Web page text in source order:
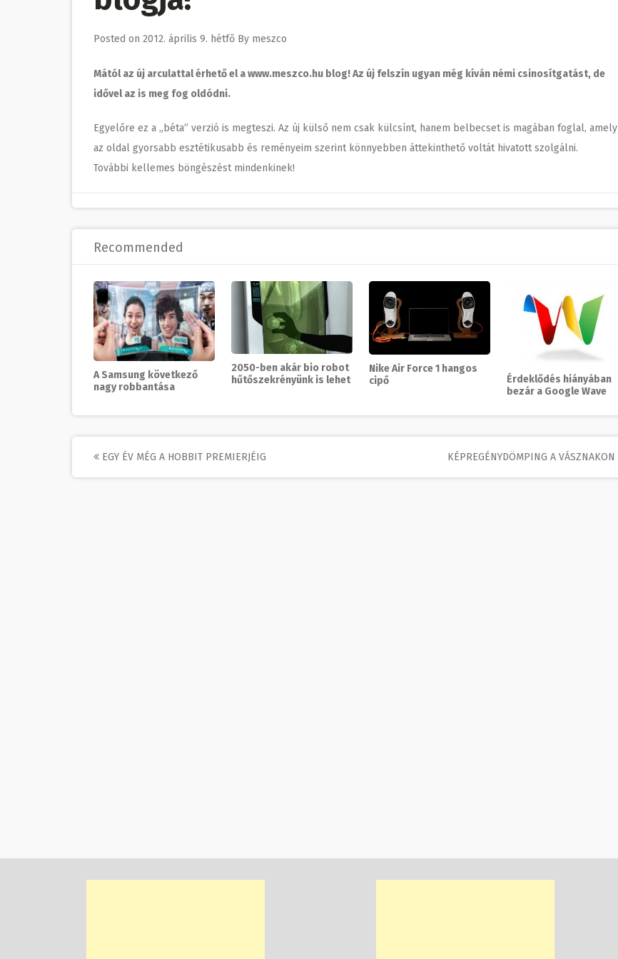
Posted on 2012. április 9. hétfő By meszco
Mától az új arculattal érhető el a www.meszco.hu blog! Az új felszín ugyan még kíván némi csinosítgatást, de
idővel az is meg fog oldódni.
Egyelőre ez a „béta” verzió is megteszi. Az új külső nem csak külcsínt, hanem belbecset is magában foglal, amely
az oldal gyorsabb esztétikusabb és reményeim szerint könnyebben áttekinthető voltát hivatott szolgálni.
További kellemes böngészést mindenkinek!
Recommended
A Samsung következő
nagy robbantása
2050-ben akár bio robot
hűtőszekrényünk is lehet
Nike Air Force 1 hangos
cipő
Érdeklődés hiányában
bezár a Google Wave
Post
navigation
EGY ÉV MÉG A HOBBIT PREMIERJÉIG KÉPREGÉNYDÖMPING A VÁSZNAKON